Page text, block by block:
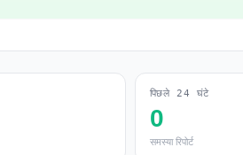
पिछले 24 घंटे
0
समस्या रिपोर्ट